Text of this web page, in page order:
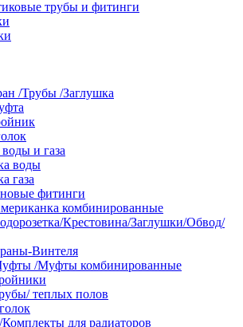
трубы и фитинги
/Трубы /Заглушка
и газа
воды
газа
фитинги
комбинированные
Крестовина/Заглушки/Обвод/
Винтеля
/Муфты комбинированные
теплых полов
для радиаторов